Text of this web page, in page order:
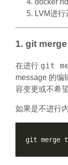
LVM进
1. git
在进行 git
message 的编
容变更或不希
如果是不进行